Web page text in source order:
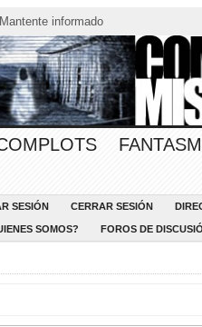
Mantente informado
SESIÓN CERRAR SESIÓN
SOMOS? FOROS DE